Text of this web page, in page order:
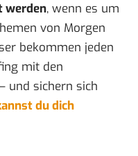
werden, wenn es um
von Morgen
bekommen jeden
mit den
und sichern sich
du dich